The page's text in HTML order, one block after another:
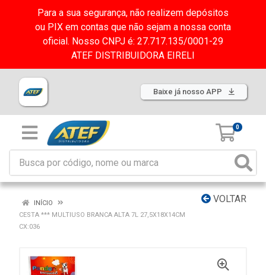
Para a sua segurança, não realizem depósitos
ou PIX em contas que não sejam a nossa conta
oficial. Nosso CNPJ é: 27.717.135/0001-29
ATEF DISTRIBUIDORA EIRELI
Baixe já nosso APP
0
VOLTAR
INÍCIO
CESTA *** MULTIUSO BRANCA ALTA 7L 27,5X18X14CM
CX:036